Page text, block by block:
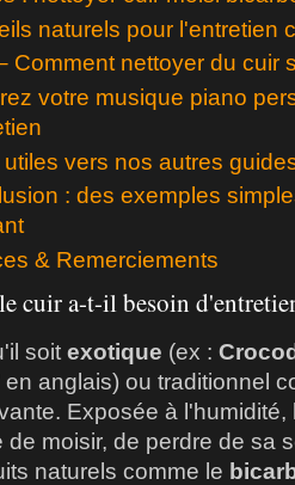
naturels pour l'entretien
Comment nettoyer du cuir
votre musique piano
utiles vers nos autres
: des exemples
& Remerciements
cuir a-t-il besoin
soit exotique (ex :
en anglais) ou traditionnel
Exposée à
de moisir, de perdre de sa
naturels comme le